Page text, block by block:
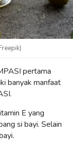
pertama
banyak manfaat
E yang
si bayi. Selain